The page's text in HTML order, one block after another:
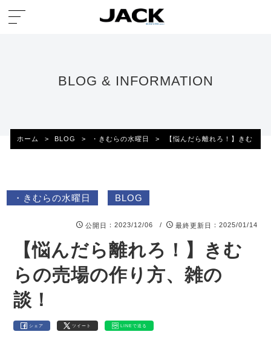
BLOG & INFORMATION
ホーム > BLOG > ・きむらの水曜日 > 【悩んだら離れろ！】きむら
・きむらの水曜日 BLOG
公開日 ：2023/12/06 / 最終更新日 ：2025/01/14
【悩んだら離れろ！】きむ
らの売場の作り方、雑の
談！
シェア ツイート LINEで送る